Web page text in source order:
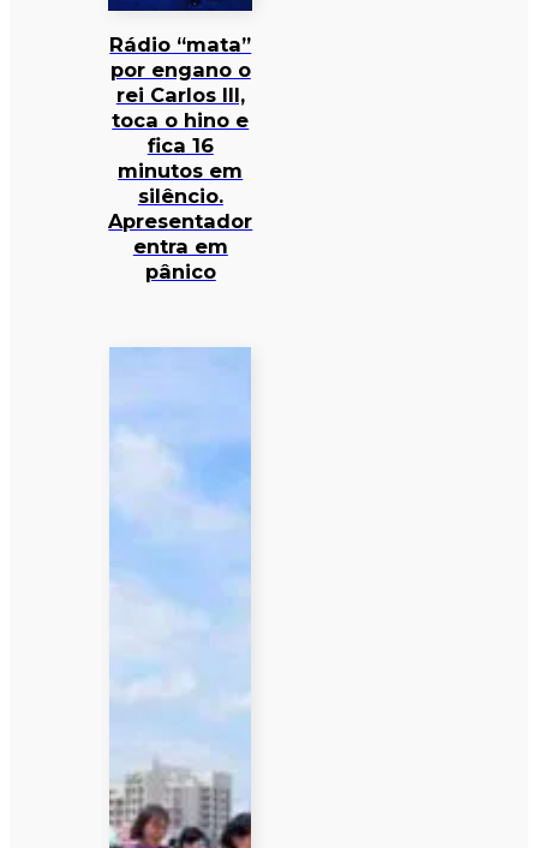
Rádio “mata”
por engano o
rei Carlos III,
toca o hino e
fica 16
minutos em
silêncio.
Apresentador
entra em
pânico